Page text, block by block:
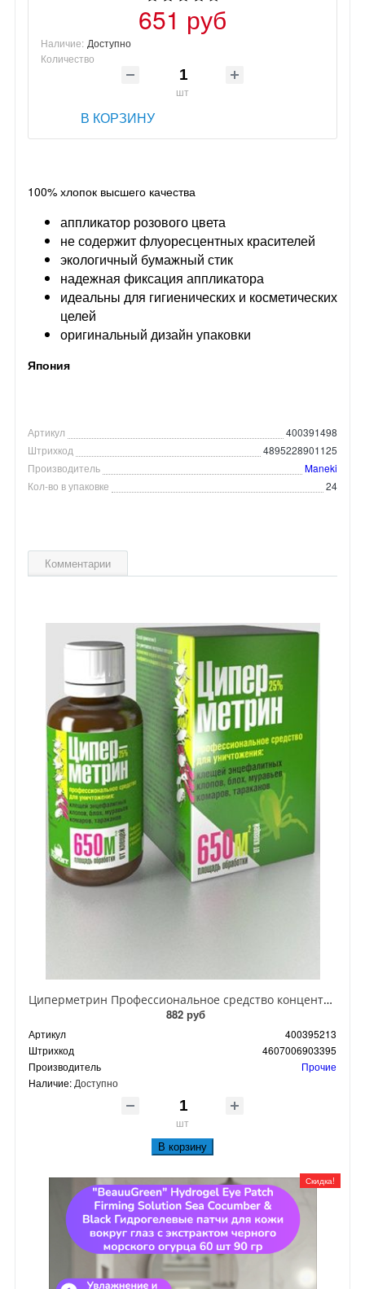
651 руб
Наличие: Доступно
Количество
шт
В КОРЗИНУ
100% хлопок высшего качества
аппликатор розового цвета
не содержит флуоресцентных красителей
экологичный бумажный стик
надежная фиксация аппликатора
идеальны для гигиенических и косметических
целей
оригинальный дизайн упаковки
Япония
Артикул
400391498
Штрихкод
4895228901125
Производитель
Maneki
Кол-во в упаковке
24
Комментарии
Циперметрин Профессиональное средство концентрат эмульсии 25% для уничтожения тараканов, мух,комаров, блох, клопов, муравьев, ос 50 мл
882 руб
Артикул
400395213
Штрихкод
4607006903395
Производитель
Прочие
Наличие: Доступно
шт
В корзину
Скидка!